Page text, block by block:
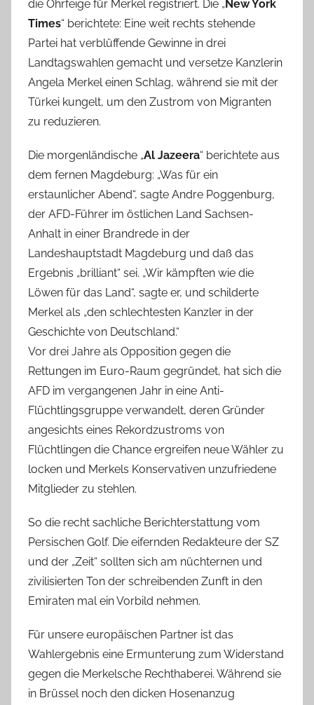
die Ohrfeige für Merkel registriert. Die „New York
Times“ berichtete: Eine weit rechts stehende
Partei hat verblüffende Gewinne in drei
Landtagswahlen gemacht und versetze Kanzlerin
Angela Merkel einen Schlag, während sie mit der
Türkei kungelt, um den Zustrom von Migranten
zu reduzieren.
Die morgenländische „Al Jazeera“ berichtete aus
dem fernen Magdeburg: „Was für ein
erstaunlicher Abend“, sagte Andre Poggenburg,
der AFD-Führer im östlichen Land Sachsen-
Anhalt in einer Brandrede in der
Landeshauptstadt Magdeburg und daß das
Ergebnis „brilliant“ sei. „Wir kämpften wie die
Löwen für das Land“, sagte er, und schilderte
Merkel als „den schlechtesten Kanzler in der
Geschichte von Deutschland.“
Vor drei Jahre als Opposition gegen die
Rettungen im Euro-Raum gegründet, hat sich die
AFD im vergangenen Jahr in eine Anti-
Flüchtlingsgruppe verwandelt, deren Gründer
angesichts eines Rekordzustroms von
Flüchtlingen die Chance ergreifen neue Wähler zu
locken und Merkels Konservativen unzufriedene
Mitglieder zu stehlen.
So die recht sachliche Berichterstattung vom
Persischen Golf. Die eifernden Redakteure der SZ
und der „Zeit“ sollten sich am nüchternen und
zivilisierten Ton der schreibenden Zunft in den
Emiraten mal ein Vorbild nehmen.
Für unsere europäischen Partner ist das
Wahlergebnis eine Ermunterung zum Widerstand
gegen die Merkelsche Rechthaberei. Während sie
in Brüssel noch den dicken Hosenanzug